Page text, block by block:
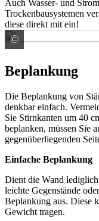
© Fabian Linden
Auch Wasser- und
Trockenbausystemen
diese direkt mit ein!
Beplankung
Die Beplankung von
denkbar einfach.
Sie Stirnkanten um 40
beplanken, müssen Sie
gegenüberliegenden
Einfache Beplankung
Dient die Wand
leichte Gegenstände
Beplankung aus. Diese
Gewicht tragen.